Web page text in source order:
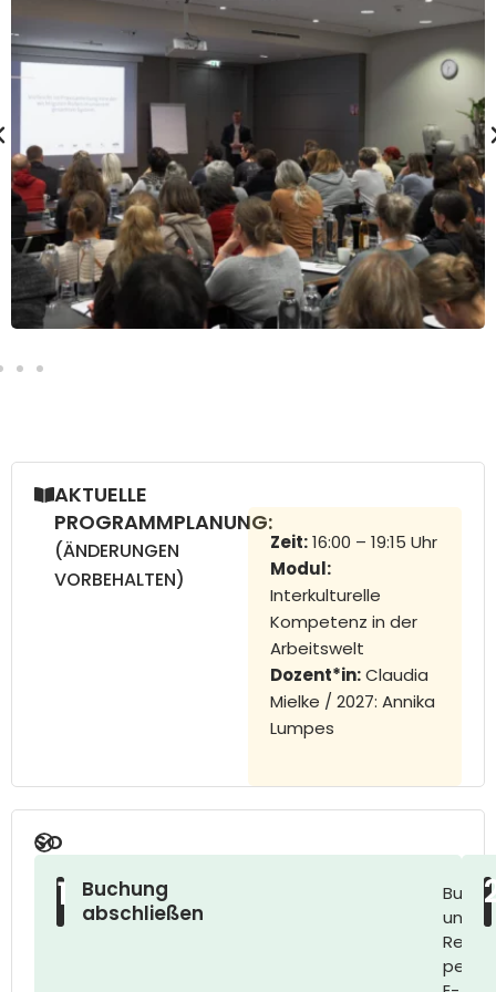
AKTUELLE
PROGRAMMPLANUNG:
(ÄNDERUNGEN
VORBEHALTEN)
Zeit:16:00 – 19:15 Uhr
Modul:
Interkulturelle
Kompetenz in der
Arbeitswelt
Dozent*in:Claudia
Mielke / 2027: Annika
Lumpes
SO
LÄUFT
IHRE
TEILNAHME
1
Buchung
abschließen
und
per